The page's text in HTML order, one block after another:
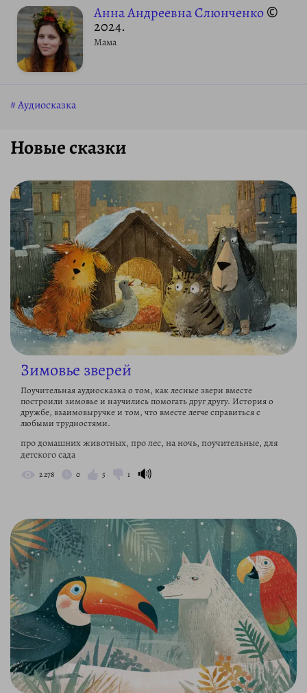
Анна Андреевна Слюнченко©
2024.
Мама
Аудиосказка
Новые сказки
Зимовье зверей
Поучительная аудиосказка о том, как лесные звери вместе
построили зимовье и научились помогать друг другу. История о
дружбе, взаимовыручке и том, что вместе легче справиться с
любыми трудностями.
про домашних животных, про лес, на ночь, поучительные, для
детского сада
2 278 0 5 1 🔊